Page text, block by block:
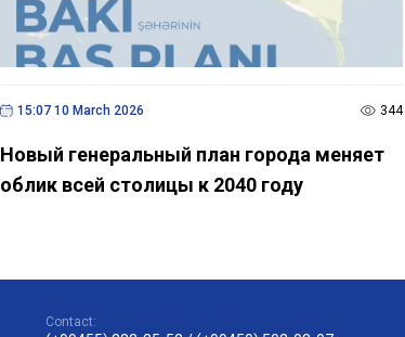
15:07 10 March 2026 344
Новый генеральный план города меняет
облик всей столицы к 2040 году
Contact: